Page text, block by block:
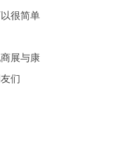
很简单
展与康
们